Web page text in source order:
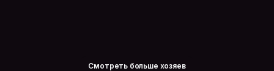
Смотреть больше хозяев